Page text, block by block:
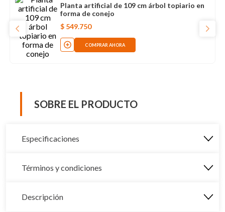
Planta artificial de 109 cm árbol topiario en
forma de conejo
$ 549.750
COMPRAR AHORA
SOBRE EL PRODUCTO
Especificaciones
Términos y condiciones
Descripción